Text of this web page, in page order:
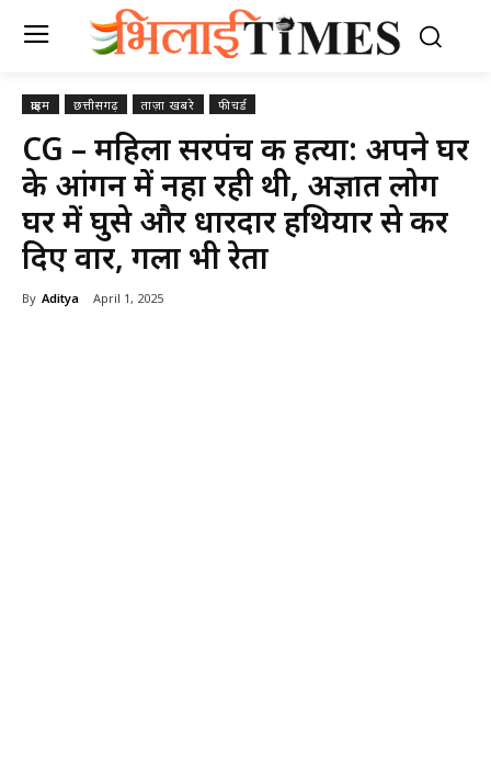
क्राइम छत्तीसगढ़ ताज़ा खबरे फीचर्ड
CG – महिला सरपंच की हत्या: अपने घर
के आंगन में नहा रही थी, अज्ञात लोग
घर में घुसे और धारदार हथियार से कर
दिए वार, गला भी रेता
By Aditya April 1, 2025